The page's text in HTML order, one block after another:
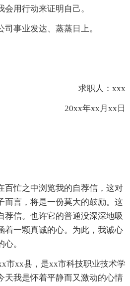
用行动来证明自己。
事业发达、蒸蒸日上。
求职人：xxx
20xx年xx月xx日
百忙之中浏览我的自荐信，这对
而言，将是一份莫大的鼓励。这
荐信。也许它的普通没深深地吸
着一颗真诚的心。为此，我诚心
。
市xx县，是xx市科技职业技术学
天我是怀着平静而又激动的心情